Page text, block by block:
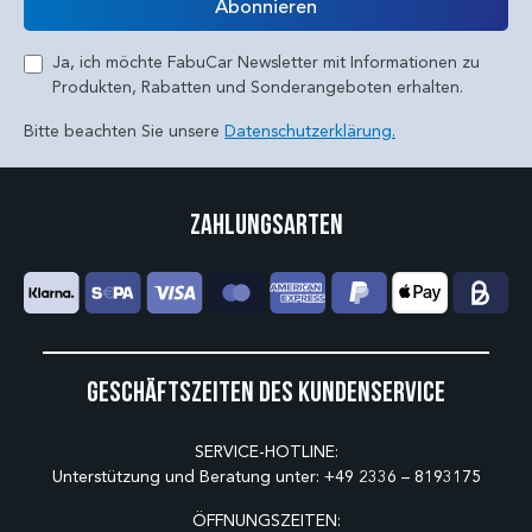
Abonnieren
Ja, ich möchte FabuCar Newsletter mit Informationen zu
Produkten, Rabatten und Sonderangeboten erhalten.
Bitte beachten Sie unsere Datenschutzerklärung.
Geschäftszeiten des Kundenservice
SERVICE-HOTLINE:
Unterstützung und Beratung unter: +49 2336 – 8193175
ÖFFNUNGSZEITEN:
Zahlungsarten